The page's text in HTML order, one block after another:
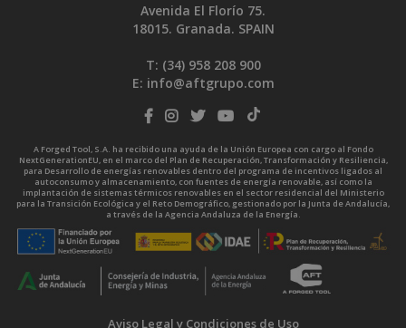
Avenida El Florío 75.
18015. Granada. SPAIN
T: (34) 958 208 900
E: info@aftgrupo.com
A Forged Tool, S.A. ha recibido una ayuda de la Unión Europea con cargo al Fondo
NextGenerationEU, en el marco del Plan de Recuperación, Transformación y Resiliencia,
para Desarrollo de energías renovables dentro del programa de incentivos ligados al
autoconsumo y almacenamiento, con fuentes de energía renovable, así como la
implantación de sistemas térmicos renovables en el sector residencial del Ministerio
para la Transición Ecológica y el Reto Demográfico, gestionado por la Junta de Andalucía,
a través de la Agencia Andaluza de la Energía.
Aviso Legal y Condiciones de Uso